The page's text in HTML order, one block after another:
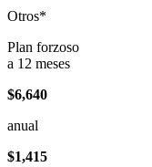
Otros*
Plan forzoso
a 12 meses
$6,640
anual
$1,415